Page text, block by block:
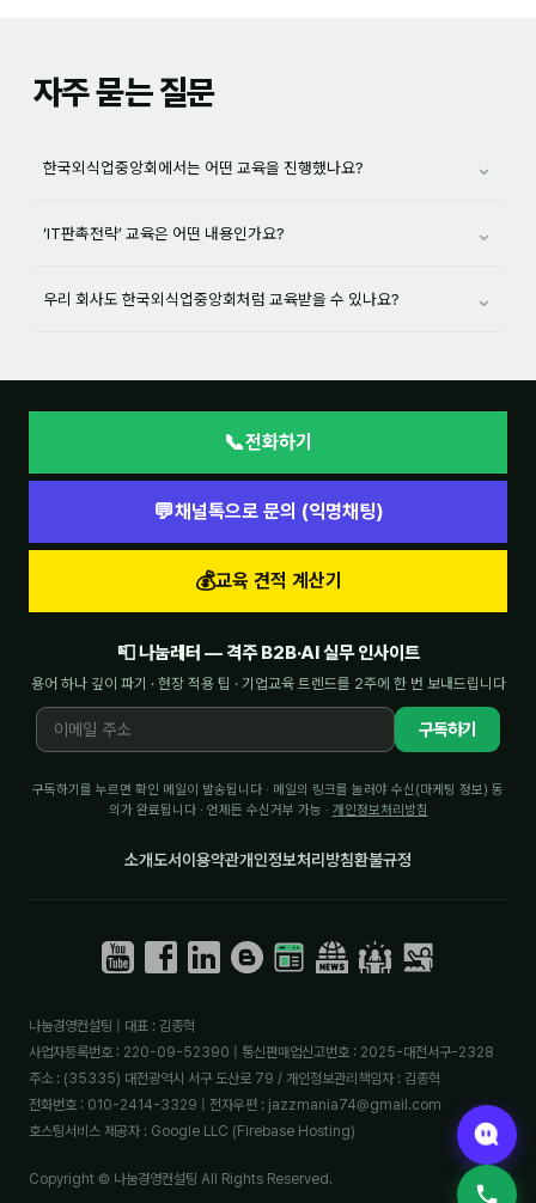
자주 묻는 질문
한국외식업중앙회에서는 어떤 교육을 진행했나요? ⌄
‘IT판촉전략’ 교육은 어떤 내용인가요? ⌄
우리 회사도 한국외식업중앙회처럼 교육받을 수 있나요? ⌄
📞전화하기
💬채널톡으로 문의 (익명채팅)
💰교육 견적 계산기
📮 나눔레터 — 격주 B2B·AI 실무 인사이트
용어 하나 깊이 파기 · 현장 적용 팁 · 기업교육 트렌드를 2주에 한 번 보내드립니다
구독하기
구독하기를 누르면 확인 메일이 발송됩니다 · 메일의 링크를 눌러야 수신(마케팅 정보) 동
의가 완료됩니다 · 언제든 수신거부 가능 · 개인정보처리방침
소개도서이용약관개인정보처리방침환불규정
나눔경영컨설팅 | 대표 : 김종혁
사업자등록번호 : 220-09-52390 | 통신판매업신고번호 : 2025-대전서구-2328
주소 : (35335) 대전광역시 서구 도산로 79 / 개인정보관리책임자 : 김종혁
전화번호 : 010-2414-3329 | 전자우편 : jazzmania74@gmail.com
호스팅서비스 제공자 : Google LLC (Firebase Hosting)
Copyright © 나눔경영컨설팅 All Rights Reserved.